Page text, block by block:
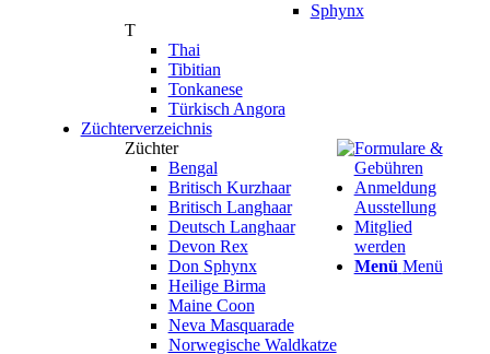
Sphynx
T
Thai
Tibitian
Tonkanese
Türkisch Angora
Züchterverzeichnis
Züchter
Bengal
Britisch Kurzhaar
Britisch Langhaar
Deutsch Langhaar
Devon Rex
Don Sphynx
Heilige Birma
Maine Coon
Neva Masquarade
Norwegische Waldkatze
Formulare &
Gebühren
Anmeldung
Ausstellung
Mitglied
werden
Menü Menü